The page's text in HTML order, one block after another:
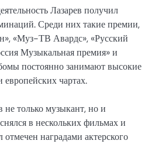
Лазарев получил
Среди них такие премии,
«Муз-ТВ Авардс», «Русский
Музыкальная премия» и
постоянно занимают высокие
чартах.
только музыкант, но и
в нескольких фильмах и
отмечен наградами актерского